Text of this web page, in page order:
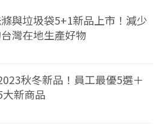
與垃圾袋5+1新品上市！減少
灣在地生產好物
秋冬新品！員工最優5選＋
新商品